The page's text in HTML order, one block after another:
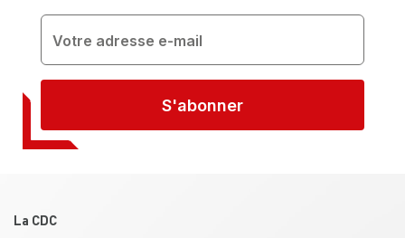
S'abonner
Pied de page
La CDC